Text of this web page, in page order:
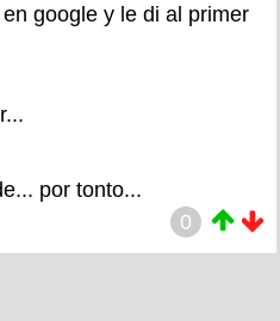
google y le di al primer
por tonto...
0